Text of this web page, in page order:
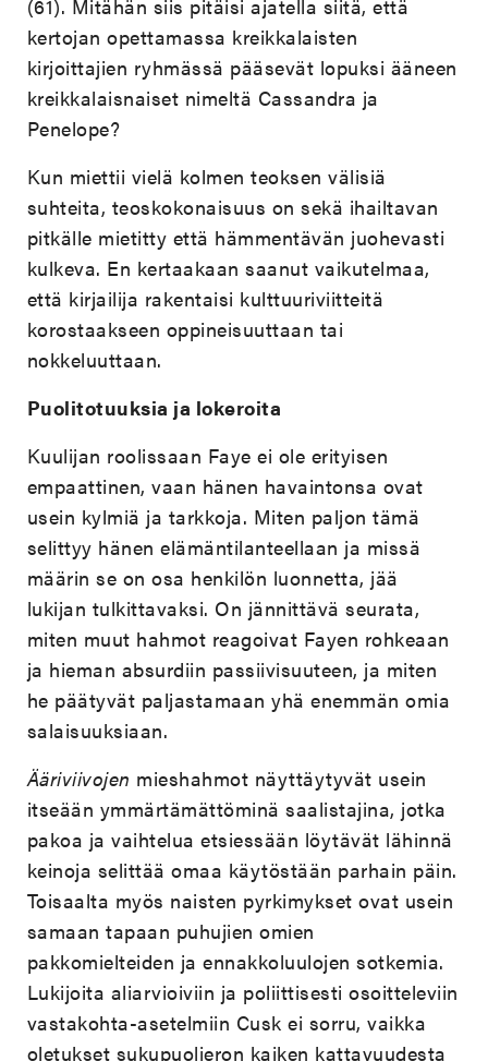
(61). Mitähän siis pitäisi ajatella siitä, että
kertojan opettamassa kreikkalaisten
kirjoittajien ryhmässä pääsevät lopuksi ääneen
kreikkalaisnaiset nimeltä Cassandra ja
Penelope?
Kun miettii vielä kolmen teoksen välisiä
suhteita, teoskokonaisuus on sekä ihailtavan
pitkälle mietitty että hämmentävän juohevasti
kulkeva. En kertaakaan saanut vaikutelmaa,
että kirjailija rakentaisi kulttuuriviitteitä
korostaakseen oppineisuuttaan tai
nokkeluuttaan.
Puolitotuuksia ja lokeroita
Kuulijan roolissaan Faye ei ole erityisen
empaattinen, vaan hänen havaintonsa ovat
usein kylmiä ja tarkkoja. Miten paljon tämä
selittyy hänen elämäntilanteellaan ja missä
määrin se on osa henkilön luonnetta, jää
lukijan tulkittavaksi. On jännittävä seurata,
miten muut hahmot reagoivat Fayen rohkeaan
ja hieman absurdiin passiivisuuteen, ja miten
he päätyvät paljastamaan yhä enemmän omia
salaisuuksiaan.
Ääriviivojen mieshahmot näyttäytyvät usein
itseään ymmärtämättöminä saalistajina, jotka
pakoa ja vaihtelua etsiessään löytävät lähinnä
keinoja selittää omaa käytöstään parhain päin.
Toisaalta myös naisten pyrkimykset ovat usein
samaan tapaan puhujien omien
pakkomielteiden ja ennakkoluulojen sotkemia.
Lukijoita aliarvioiviin ja poliittisesti osoitteleviin
vastakohta-asetelmiin Cusk ei sorru, vaikka
oletukset sukupuolieron kaiken kattavuudesta